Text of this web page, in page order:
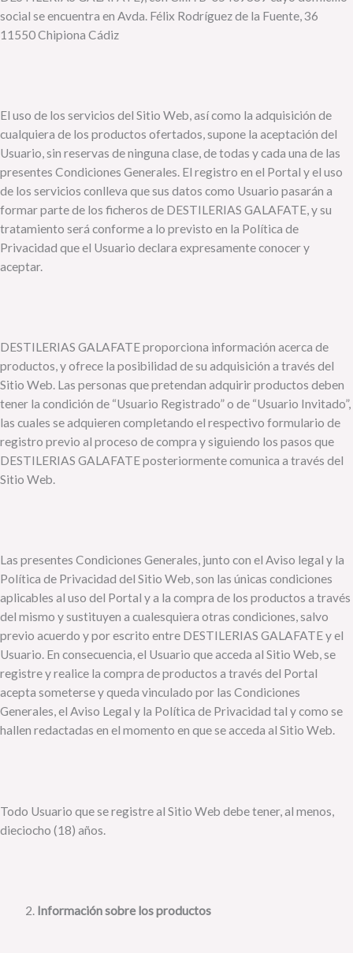
social se encuentra en Avda. Félix Rodríguez de la Fuente, 36
11550 Chipiona Cádiz
El uso de los servicios del Sitio Web, así como la adquisición de
cualquiera de los productos ofertados, supone la aceptación del
Usuario, sin reservas de ninguna clase, de todas y cada una de las
presentes Condiciones Generales. El registro en el Portal y el uso
de los servicios conlleva que sus datos como Usuario pasarán a
formar parte de los ficheros de DESTILERIAS GALAFATE, y su
tratamiento será conforme a lo previsto en la Política de
Privacidad que el Usuario declara expresamente conocer y
aceptar.
DESTILERIAS GALAFATE proporciona información acerca de
productos, y ofrece la posibilidad de su adquisición a través del
Sitio Web. Las personas que pretendan adquirir productos deben
tener la condición de “Usuario Registrado” o de “Usuario Invitado”,
las cuales se adquieren completando el respectivo formulario de
registro previo al proceso de compra y siguiendo los pasos que
DESTILERIAS GALAFATE posteriormente comunica a través del
Sitio Web.
Las presentes Condiciones Generales, junto con el Aviso legal y la
Política de Privacidad del Sitio Web, son las únicas condiciones
aplicables al uso del Portal y a la compra de los productos a través
del mismo y sustituyen a cualesquiera otras condiciones, salvo
previo acuerdo y por escrito entre DESTILERIAS GALAFATE y el
Usuario. En consecuencia, el Usuario que acceda al Sitio Web, se
registre y realice la compra de productos a través del Portal
acepta someterse y queda vinculado por las Condiciones
Generales, el Aviso Legal y la Política de Privacidad tal y como se
hallen redactadas en el momento en que se acceda al Sitio Web.
Todo Usuario que se registre al Sitio Web debe tener, al menos,
dieciocho (18) años.
Información sobre los productos